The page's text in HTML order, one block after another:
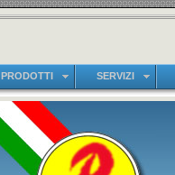
PRODOTTI SERVIZI